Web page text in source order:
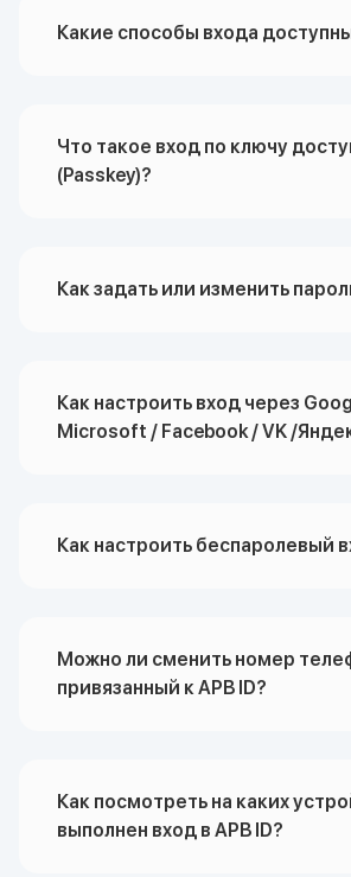
Какие способы входа
По номеру телефона
пароль/одноразовый код
например отпечаток
С помощью связанных
записей из других
Что такое вход по ключу
(Passkey)?
Как задать или изменить
Как настроить вход через
Microsoft / Facebook / VK /
Как настроить беспаролевый
Можно ли сменить номер
привязанный к APB ID?
Как посмотреть на каких
выполнен вход в APB ID?